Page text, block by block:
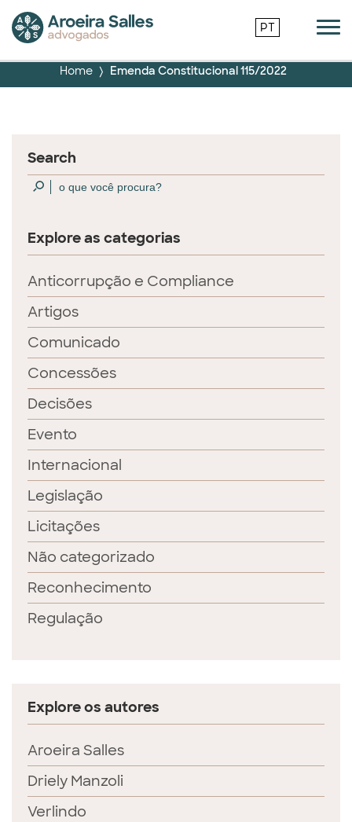
PT
Home Emenda Constitucional 115/2022
Search
Explore as categorias
Anticorrupção e Compliance
Artigos
Comunicado
Concessões
Decisões
Evento
Internacional
Legislação
Licitações
Não categorizado
Reconhecimento
Regulação
Explore os autores
Aroeira Salles
Driely Manzoli
Verlindo